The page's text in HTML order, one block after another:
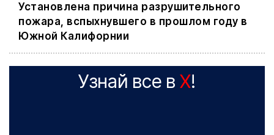
Установлена причина разрушительного
пожара, вспыхнувшего в прошлом году в
Южной Калифорнии
Узнай все в X!